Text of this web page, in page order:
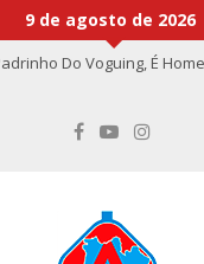
9 de agosto de 2026
Do Voguing, É
recuar
do CCC seguem
falha complexa na Oi